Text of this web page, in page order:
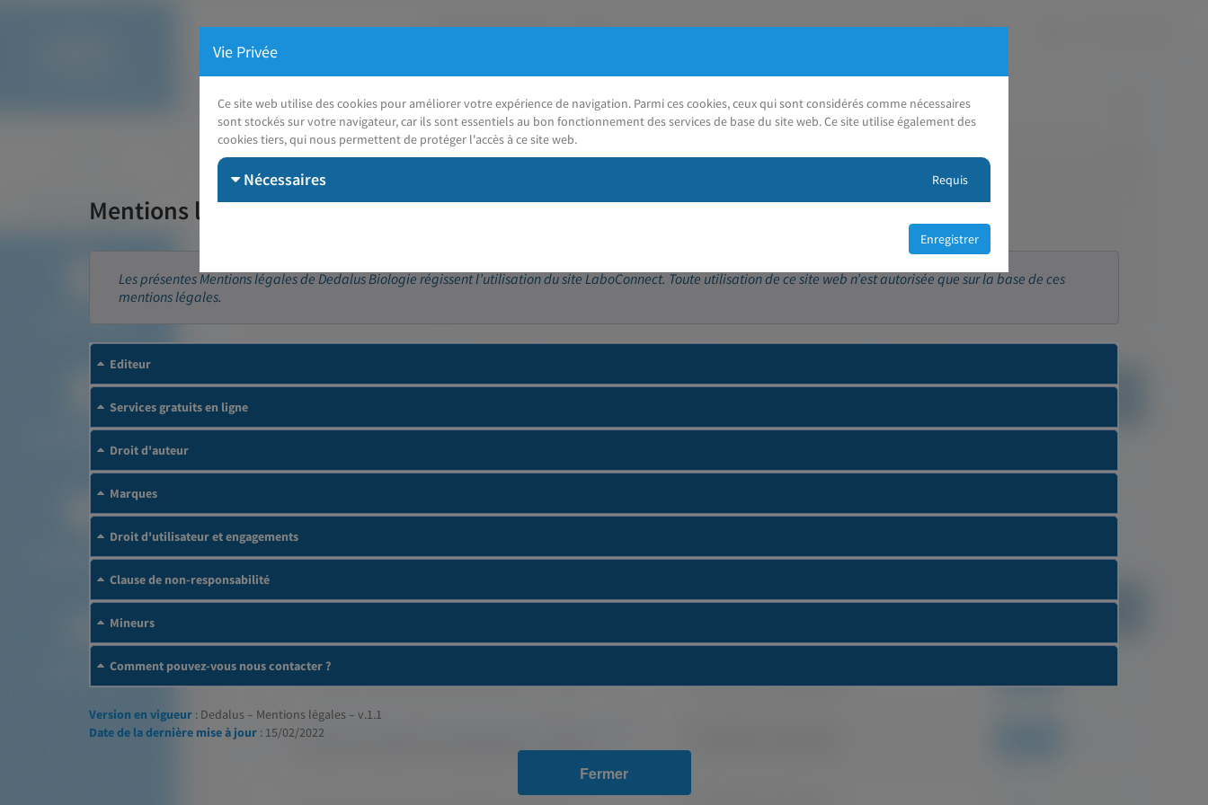
Mentions légales
Les présentes Mentions légales de Dedalus Biologie régissent l’utilisation du site LaboConnect. Toute utilisation de ce site web n’est autorisée que sur la base de ces
mentions légales.
Editeur
Services gratuits en ligne
Droit d'auteur
Marques
Droit d'utilisateur et engagements
Clause de non-responsabilité
Mineurs
Comment pouvez-vous nous contacter ?
Version en vigueur : Dedalus – Mentions légales – v.1.1
Date de la dernière mise à jour : 15/02/2022
Fermer
Vie Privée
Ce site web utilise des cookies pour améliorer votre expérience de navigation. Parmi ces cookies, ceux qui sont considérés comme nécessaires
sont stockés sur votre navigateur, car ils sont essentiels au bon fonctionnement des services de base du site web. Ce site utilise également des
cookies tiers, qui nous permettent de protéger l'accès à ce site web.
Nécessaires Requis